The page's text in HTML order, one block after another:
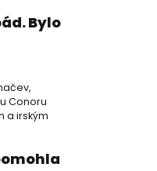
Bylo
Conoru
a irským